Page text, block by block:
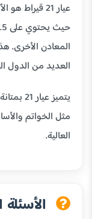
عيار 21
المعادن الأخرى.
العديد من الدول
يتميز
مثل الخواتم
العالية.
الأسئلة